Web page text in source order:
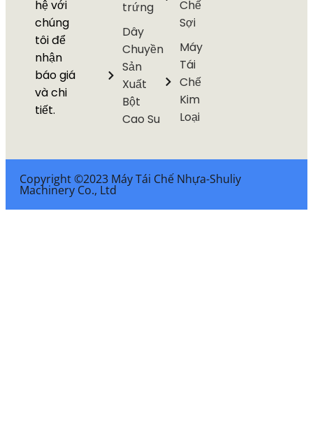
hệ với
chúng
tôi để
nhận
báo giá
và chi
tiết.
trứng
Dây
Chuyền
Sản
Xuất
Bột
Cao Su
Chế
Sợi
Máy
Tái
Chế
Kim
Loại
Copyright ©2023 Máy Tái Chế Nhựa-Shuliy
Machinery Co., Ltd